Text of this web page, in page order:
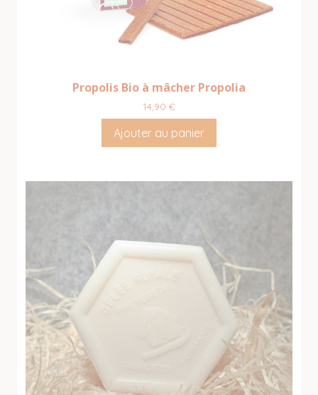
Propolis Bio à mâcher Propolia
14,90 €
Ajouter au panier